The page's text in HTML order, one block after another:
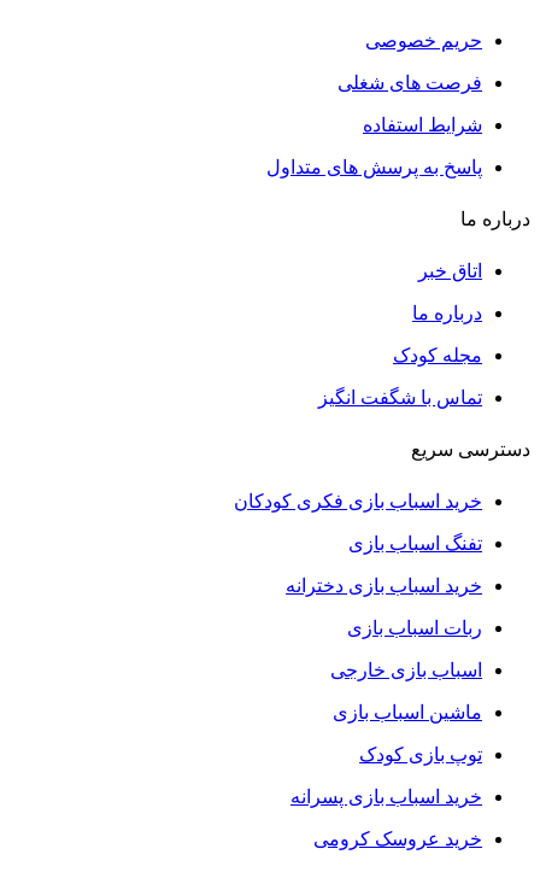
حریم خصوصی
فرصت های شغلی
شرایط استفاده
پاسخ به پرسش های متداول
درباره ما
اتاق خبر
درباره ما
مجله کودک
تماس با شگفت انگیز
دسترسی سریع
خرید اسباب بازی فکری کودکان
تفنگ اسباب بازی
خرید اسباب بازی دخترانه
ربات اسباب بازی
اسباب بازی خارجی
ماشین اسباب بازی
توپ بازی کودک
خرید اسباب بازی پسرانه
خرید عروسک کرومی